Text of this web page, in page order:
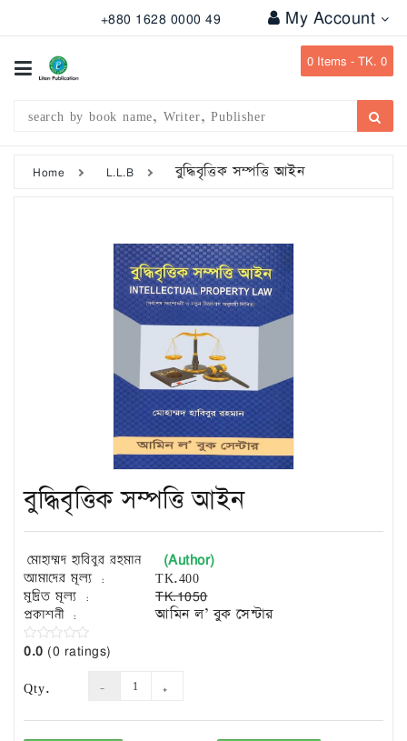
+880 1628 0000 49 My Account
0 Items -TK. 0
Categories
Publication
Exam
Islamic
Books
Building
Construction
&
Civil
Engineering
Home L.L.B বুদ্ধিবৃত্তিক সম্পত্তি আইন
বুদ্ধিবৃত্তিক সম্পত্তি আইন
মোহাম্মদ হাবিবুর রহমান (Author)
আমাদের মূল্য : TK.400
মুদ্রিত মূল্য :
TK.1050
প্রকাশনী :
আমিন ল’ বুক সেন্টার
0.0 (0 ratings)
Qty.